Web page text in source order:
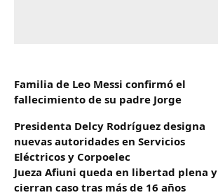
Familia de Leo Messi confirmó el
fallecimiento de su padre Jorge
Presidenta Delcy Rodríguez designa
nuevas autoridades en Servicios
Eléctricos y Corpoelec
Jueza Afiuni queda en libertad plena y
cierran caso tras más de 16 años